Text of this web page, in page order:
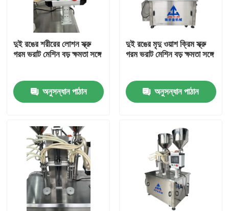
পণ্য
ভিডিও
আমাদের সম্পর্কে
দুই রঙের শরীরের লোশন স্ক্রু
গরম ভরাট মেশিন বড় ক্ষমতা সঙ্গে
অনুসন্ধান পাঠান
দুই রঙের মৃদু ওয়াশ ক্রিম স্ক্রু
গরম ভরাট মেশিন বড় ক্ষমতা সঙ্গে
অনুসন্ধান পাঠান